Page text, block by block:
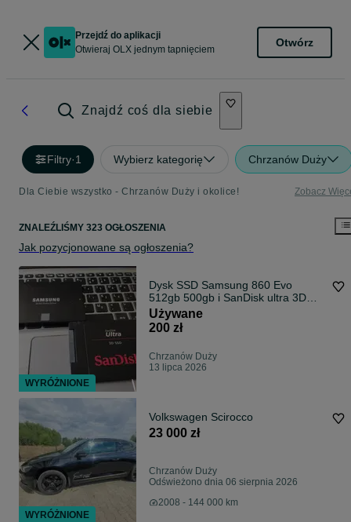
Przejdź do aplikacji
Otwieraj OLX jednym tapnięciem
Otwórz
Znajdź coś dla siebie
Filtry·1 Wybierz kategorię Chrzanów Duży
Dla Ciebie wszystko - Chrzanów Duży i okolice! Zobacz
ZNALEŹLIŚMY 323 OGŁOSZENIA
Jak pozycjonowane są ogłoszenia?
Dysk SSD Samsung 860 Evo
512gb 500gb i SanDisk ultra 3D
1Tb 2.5 cala Najtaniej
Używane
200 zł
Chrzanów Duży
13 lipca 2026
Volkswagen Scirocco
23 000 zł
Chrzanów Duży
Odświeżono dnia 06 sierpnia 2026
2008 - 144 000 km
WYRÓŻNIONE
WYRÓŻNIONE